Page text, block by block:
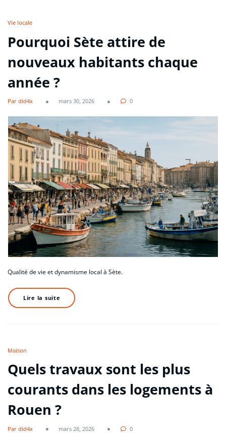
Vie locale
Pourquoi Sète attire de
nouveaux habitants chaque
année ?
Par did4x mars 30, 2026 0
Qualité de vie et dynamisme local à Sète.
Lire la suite
Maison
Quels travaux sont les plus
courants dans les logements à
Rouen ?
Par did4x mars 28, 2026 0